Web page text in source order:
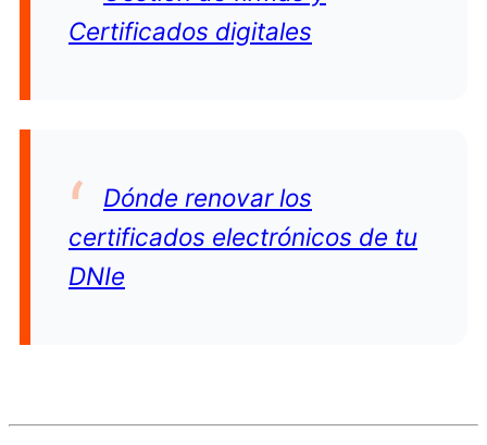
Certificados digitales
Dónde renovar los
certificados electrónicos de tu
DNIe